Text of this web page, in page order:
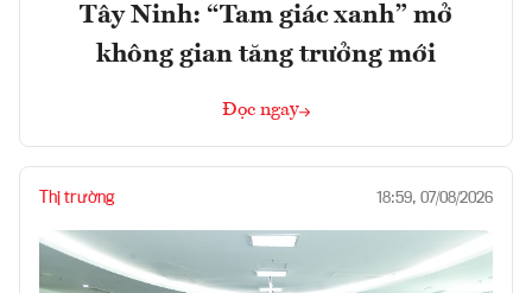
Tây Ninh: “Tam giác xanh” mở
không gian tăng trưởng mới
Đọc ngay
Thị trường 18:59, 07/08/2026